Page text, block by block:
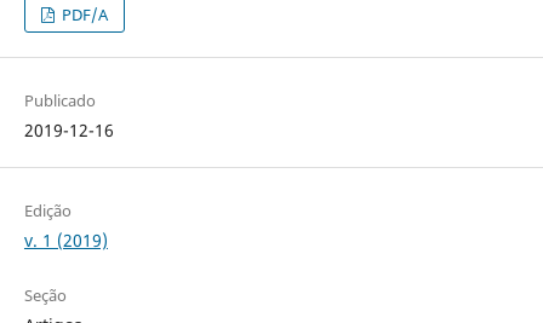
PDF/A
Publicado
2019-12-16
Edição
v. 1 (2019)
Seção